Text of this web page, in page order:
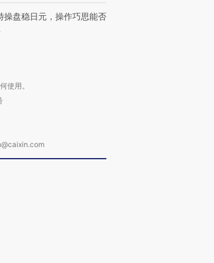
思的生活方式·第三对
住三大增长引擎是什么？
操盘稳日元，操作巧思能否
使用。